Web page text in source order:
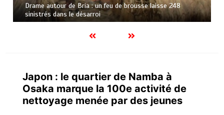
Drame autour de Bria : un feu de brousse laisse 248
sinistrés dans le désarroi
Japon : le quartier de Namba à
Osaka marque la 100e activité de
nettoyage menée par des jeunes